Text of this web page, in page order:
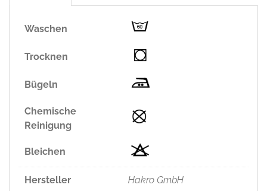
Waschen
Trocknen
Bügeln
Chemische
Reinigung
Bleichen
Hersteller Hakro GmbH